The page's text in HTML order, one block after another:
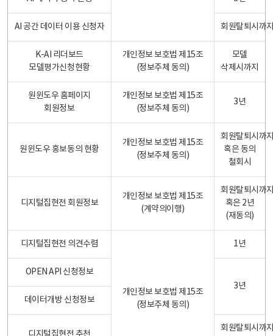
AI 공간 데이터 이용 신청자 회원탈퇴시까
K-AI 리더보드
모델평가신청현황
개인정보 보호법 제15조
(정보주체 동의)
모델
삭제시까지
원윈도우 홈페이지
회원정보
개인정보 보호법 제15조
(정보주체 동의)
3년
원윈도우 홍보동의 현황
개인정보 보호법 제15조
(정보주체 동의)
회원탈퇴시까
혹은 동의
철회시
디지털집현전 회원정보
개인정보 보호법 제15조
(계약의이행)
회원탈퇴시까
혹은 2년
(재동의)
디지털집현전 의견수렴
개인정보 보호법 제15조
(정보주체 동의)
1년
OPEN API 신청정보
3년
데이터개방 신청정보
디지털집현전 추천
회원탈퇴시까